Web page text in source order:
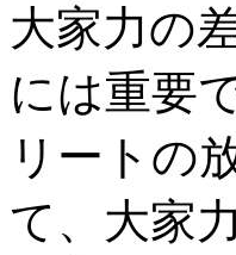
大家力の
には重要
リートの
て、大家